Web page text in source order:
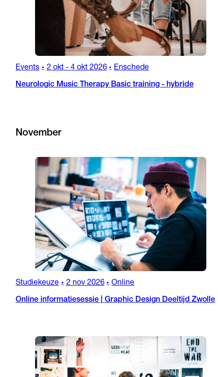
Events • 2 okt- 4 okt 2026 • Enschede
Neurologic Music Therapy Basic training - hybride
November
Studiekeuze • 2 nov 2026 • Online
Online informatiesessie | Graphic Design Deeltijd Zwolle